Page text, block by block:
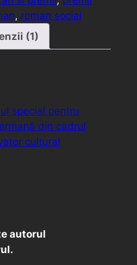
, roman social
(1)
special pentru
din cadrul
cultural
autorul
.